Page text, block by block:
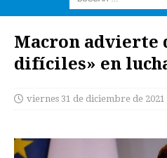
Macron advierte
difíciles» en
viernes 31 de diciembre de 2021